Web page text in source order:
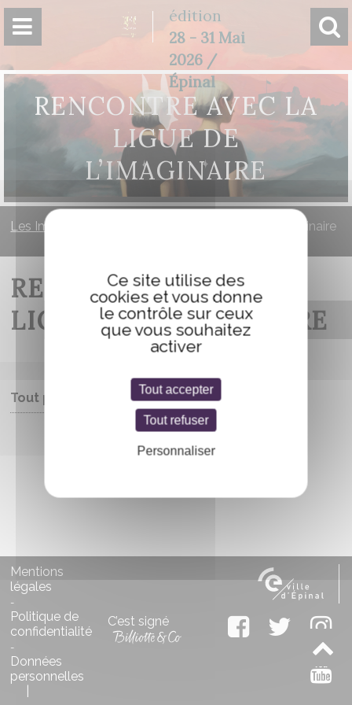
édition
28 - 31 Mai
2026 /
Épinal
RENCONTRE AVEC LA
LIGUE DE
L’IMAGINAIRE
Les Imaginales Rencontre avec la Ligue de l’imaginaire
RENCONTRE AVEC LA
LIGUE DE L’IMAGINAIRE
Tout public
Entrée libre
Mentions
légales
-
Politique de
confidentialité
-
Données
personnelles
C’est signé
Panneau de gestion des cookies
Ce site utilise des
cookies et vous donne
le contrôle sur ceux
que vous souhaitez
activer
Tout accepter
Tout refuser
Personnaliser